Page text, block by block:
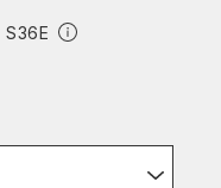
S36E